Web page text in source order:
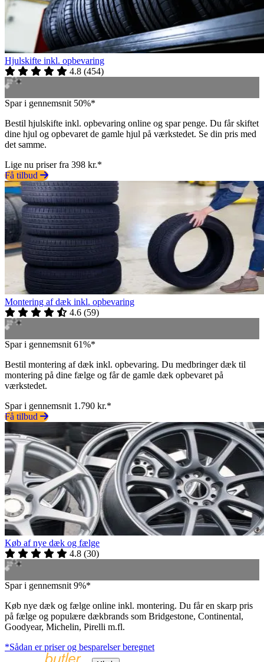
Hjulskifte inkl. opbevaring
4.8 (454)
Spar i gennemsnit 50%*
Bestil hjulskifte inkl. opbevaring online og spar penge. Du får skiftet
dine hjul og opbevaret de gamle hjul på værkstedet. Se din pris med
det samme.
Lige nu priser fra 398 kr.*
Få tilbud
Montering af dæk inkl. opbevaring
4.6 (59)
Spar i gennemsnit 61%*
Bestil montering af dæk inkl. opbevaring. Du medbringer dæk til
montering på dine fælge og får de gamle dæk opbevaret på
værkstedet.
Spar i gennemsnit 1.790 kr.*
Få tilbud
Køb af nye dæk og fælge
4.8 (30)
Spar i gennemsnit 9%*
Køb nye dæk og fælge online inkl. montering. Du får en skarp pris
på fælge og populære dækbrands som Bridgestone, Continental,
Goodyear, Michelin, Pirelli m.fl.
*Sådan er priser og besparelser beregnet